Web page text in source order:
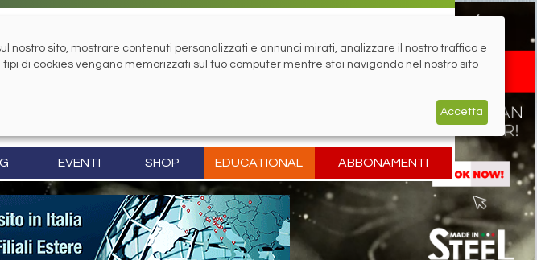
EVENTI SHOP EDUCATIONAL ABBONAMENTI
sito, mostrare contenuti personalizzati e annunci mirati, analizzare il nostro traffico e
di cookies vengano memorizzati sul tuo computer mentre stai navigando nel nostro sito
Accetta